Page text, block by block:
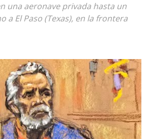
una aeronave privada hasta un
a El Paso (Texas), en la frontera